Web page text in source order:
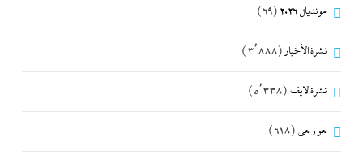
مونديال 2026 (69)
نشرة الأخبار (3٬888)
نشرة لايف (5٬338)
هو و هي (618)